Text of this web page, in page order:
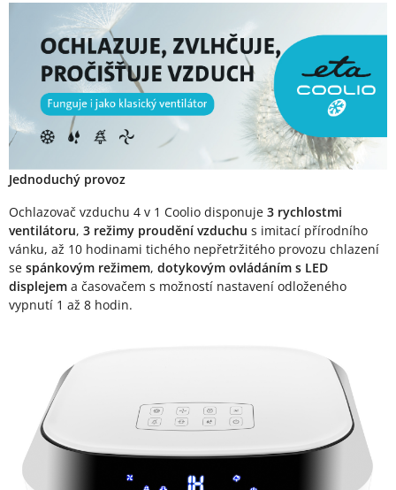
Jednoduchý provoz
Ochlazovač vzduchu 4 v 1 Coolio disponuje 3 rychlostmi
ventilátoru, 3 režimy proudění vzduchu s imitací přírodního
vánku, až 10 hodinami tichého nepřetržitého provozu chlazení
se spánkovým režimem, dotykovým ovládáním s LED
displejem a časovačem s možností nastavení odloženého
vypnutí 1 až 8 hodin.